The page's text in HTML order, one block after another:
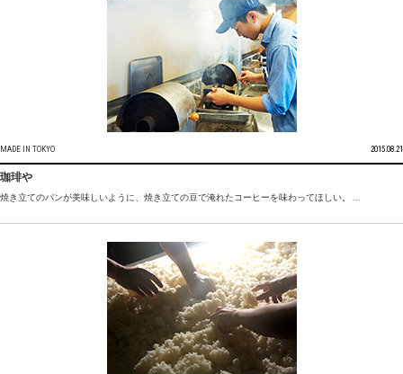
MADE IN TOKYO 2015.08.21
珈琲や
焼き立てのパンが美味しいように、焼き立ての豆で淹れたコーヒーを味わってほしい。 ...